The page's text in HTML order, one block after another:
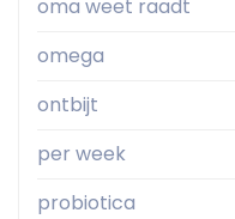
oma weet raadt
omega
ontbijt
per week
probiotica